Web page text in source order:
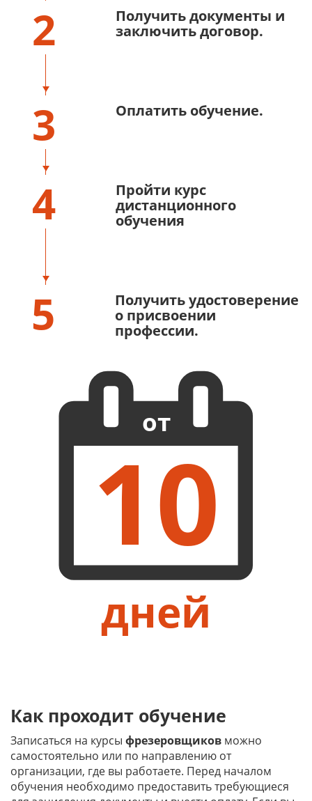
2
Получить документы и
заключить договор.
3 Оплатить обучение.
4
Пройти курс
дистанционного
обучения
5
Получить удостоверение
о присвоении
профессии.
от
10
дней
Как проходит обучение
Записаться на курсы фрезеровщиков можно
самостоятельно или по направлению от
организации, где вы работаете. Перед началом
обучения необходимо предоставить требующиеся